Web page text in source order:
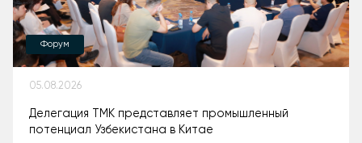
Форум
05.08.2026
Делегация ТМК представляет промышленный
потенциал Узбекистана в Китае